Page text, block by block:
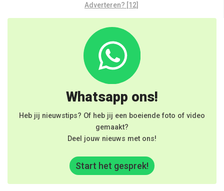
Adverteren? [12]
Whatsapp ons!
Heb jij nieuwstips? Of heb jij een boeiende foto of video
gemaakt?
Deel jouw nieuws met ons!
Start het gesprek!